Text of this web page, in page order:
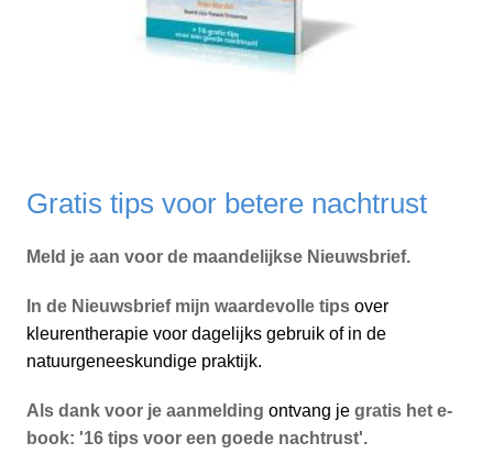
Gratis tips voor betere nachtrust
Meld je aan voor de maandelijkse Nieuwsbrief.
In de Nieuwsbrief mijn waardevolle tipsover
kleurentherapie voor dagelijks gebruik of in de
natuurgeneeskundige praktijk.
Als dank voor je aanmelding ontvang jegratis het e-
book: '16 tips voor een goede nachtrust'.